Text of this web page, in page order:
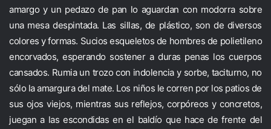
amargo y un pedazo de pan lo aguardan con modorra sobre
una mesa despintada. Las sillas, de plástico, son de diversos
colores y formas. Sucios esqueletos de hombres de polietileno
encorvados, esperando sostener a duras penas los cuerpos
cansados. Rumia un trozo con indolencia y sorbe, taciturno, no
sólo la amargura del mate. Los niños le corren por los patios de
sus ojos viejos, mientras sus reflejos, corpóreos y concretos,
juegan a las escondidas en el baldío que hace de frente del